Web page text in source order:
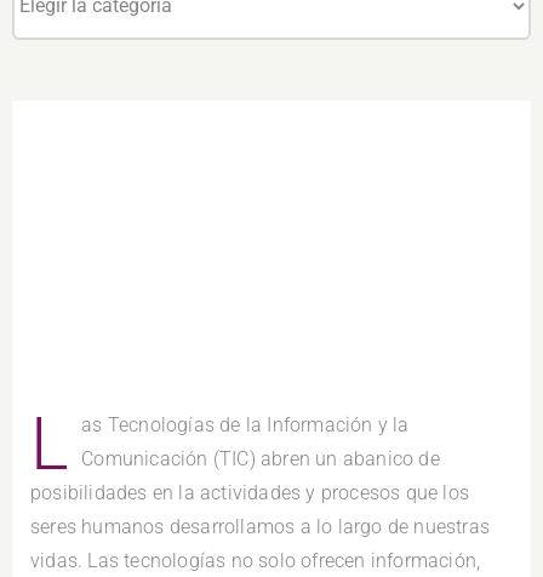
L
as Tecnologías de la Información y la
Comunicación (TIC) abren un abanico de
posibilidades en la actividades y procesos que los
seres humanos desarrollamos a lo largo de nuestras
vidas. Las tecnologías no solo ofrecen información,